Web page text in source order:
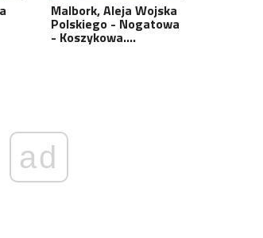
Malbork, Aleja Wojska
Polskiego - Nogatowa
- Koszykowa.…
ad